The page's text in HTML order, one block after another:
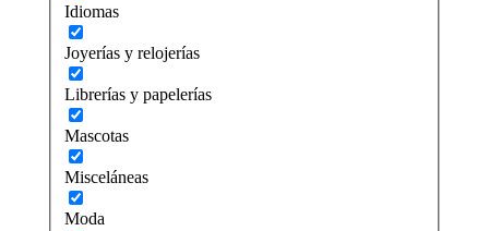
Idiomas
Joyerías y relojerías
Librerías y papelerías
Mascotas
Misceláneas
Moda